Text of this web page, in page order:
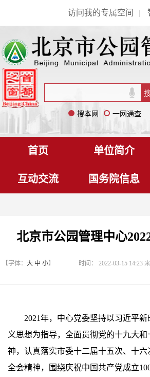
访问我的专属空间 |
搜本网 一网通查
首页 单位简介
互动交流 国务院信息
北京市公园管理中心
时间： 2022-03-15 14:23
【字体： 大 中 小】
2021年，中心党委坚持以习近平
义思想为指导，全面贯彻党的十九大
神，认真落实市委十二届十五次、十
全会精神，围绕庆祝中国共产党成立